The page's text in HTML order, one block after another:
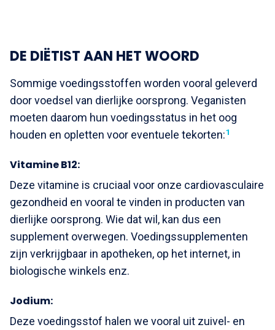
DE DIËTIST AAN HET WOORD
Sommige voedingsstoffen worden vooral geleverd
door voedsel van dierlijke oorsprong. Veganisten
moeten daarom hun voedingsstatus in het oog
houden en opletten voor eventuele tekorten:1
Vitamine B12:
Deze vitamine is cruciaal voor onze cardiovasculaire
gezondheid en vooral te vinden in producten van
dierlijke oorsprong. Wie dat wil, kan dus een
supplement overwegen. Voedingssupplementen
zijn verkrijgbaar in apotheken, op het internet, in
biologische winkels enz.
Jodium:
Deze voedingsstof halen we vooral uit zuivel- en